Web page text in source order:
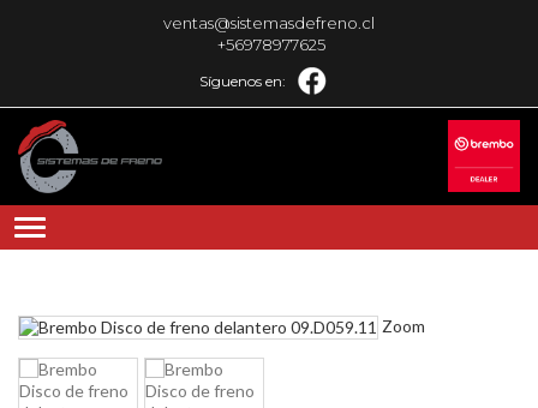
ventas@sistemasdefreno.cl
+56978977625
Síguenos en:
Zoom